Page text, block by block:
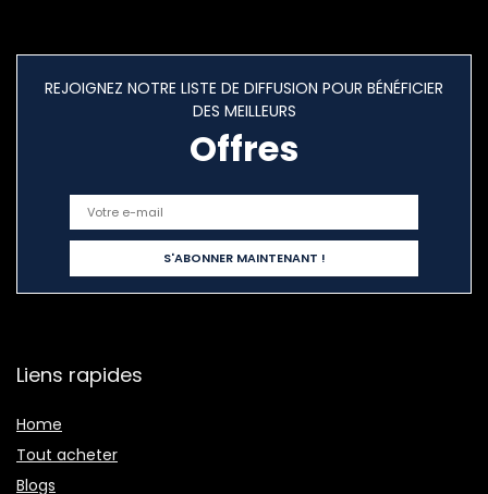
REJOIGNEZ NOTRE LISTE DE DIFFUSION POUR BÉNÉFICIER
DES MEILLEURS
Offres
Liens rapides
Home
Tout acheter
Blogs